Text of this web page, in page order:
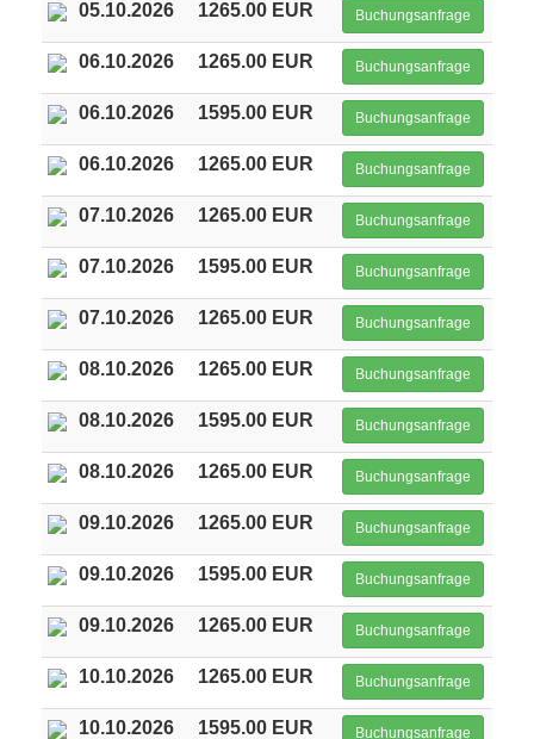
05.10.2026 1265.00 EUR Buchungsanfrage
06.10.2026 1265.00 EUR Buchungsanfrage
06.10.2026 1595.00 EUR Buchungsanfrage
06.10.2026 1265.00 EUR Buchungsanfrage
07.10.2026 1265.00 EUR Buchungsanfrage
07.10.2026 1595.00 EUR Buchungsanfrage
07.10.2026 1265.00 EUR Buchungsanfrage
08.10.2026 1265.00 EUR Buchungsanfrage
08.10.2026 1595.00 EUR Buchungsanfrage
08.10.2026 1265.00 EUR Buchungsanfrage
09.10.2026 1265.00 EUR Buchungsanfrage
09.10.2026 1595.00 EUR Buchungsanfrage
09.10.2026 1265.00 EUR Buchungsanfrage
10.10.2026 1265.00 EUR Buchungsanfrage
10.10.2026 1595.00 EUR Buchungsanfrage